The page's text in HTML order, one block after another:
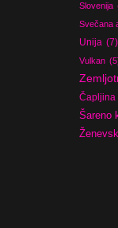
Slovenija
Svečana
Unija (7)
Vulkan
Čapljina
Šareno